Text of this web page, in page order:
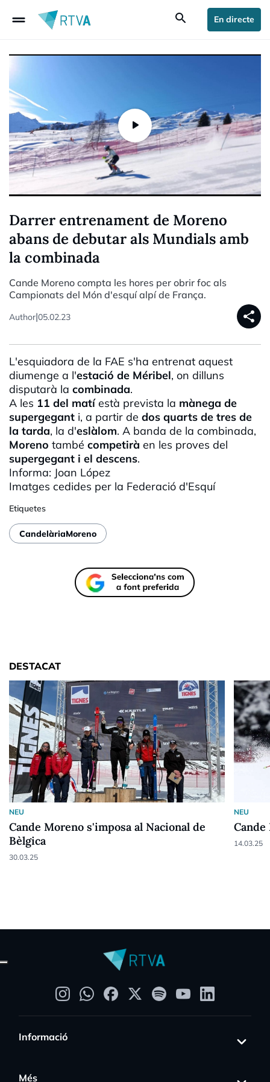
drag_handle search En directe
Darrer entrenament de Moreno
abans de debutar als Mundials amb
la combinada
Cande Moreno compta les hores per obrir foc als
Campionats del Món d'esquí alpí de França.
Author|05.02.23 share
L'esquiadora de la FAE s'ha entrenat aquest
diumenge a l'estació de Méribel, on dilluns
disputarà la combinada.
A les 11 del matíestà prevista la mànega de
supergegant i, a partir de dos quarts de tres de
la tarda, la d'eslàlom. A banda de la combinada,
Moreno també competirà en les proves del
supergegant i el descens.
Informa: Joan López
Imatges cedides per la Federació d'Esquí
Etiquetes
CandelàriaMoreno
DESTACAT
NEU
Cande Moreno s'imposa al Nacional de
Bèlgica
30.03.25
NEU
14.03.25
Informació
Més